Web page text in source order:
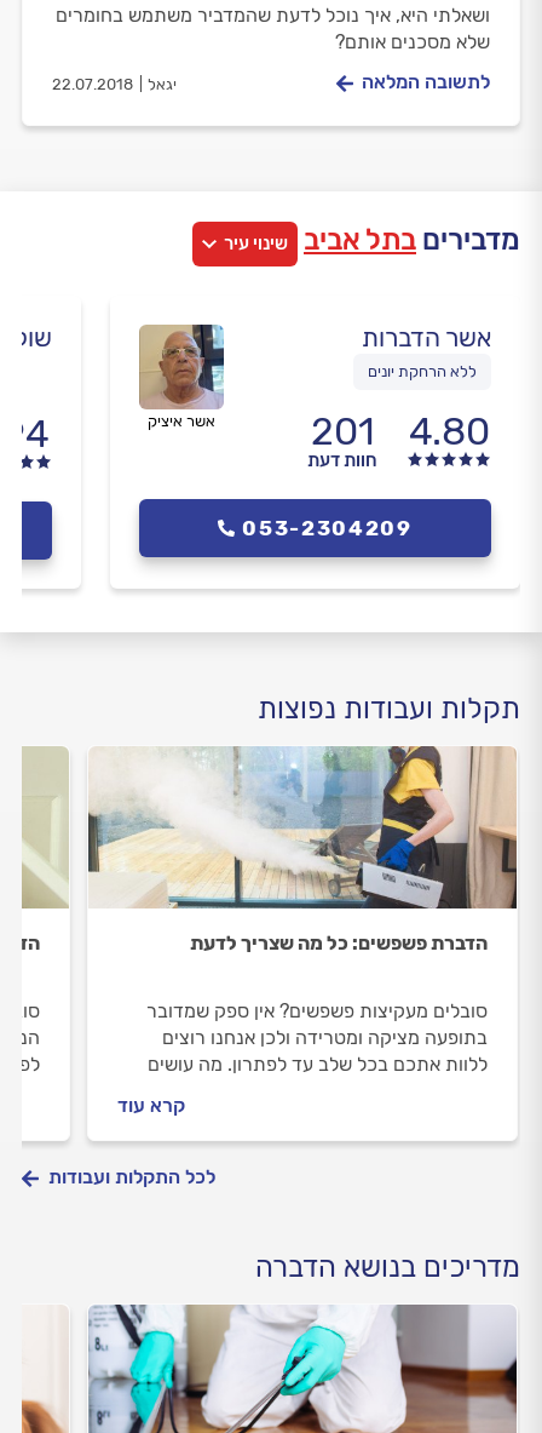
ושאלתי היא, איך נוכל לדעת שהמדביר משתמש בחומרים
שלא מסכנים אותם?
יגאל 22.07.2018 לתשובה המלאה
מדבירים בתל אביב שינוי עיר
אשר הדברות
ללא הרחקת יונים
4.80
201
חוות דעת
אשר איציק
053-2304209
תקלות ועבודות נפוצות
הדברת פשפשים: כל מה שצריך לדעת
סובלים מעקיצות פשפשים? אין ספק שמדובר
בתופעה מציקה ומטרידה ולכן אנחנו רוצים
ללוות אתכם בכל שלב עד לפתרון. מה עושים
קרא עוד
לכל התקלות ועבודות
מדריכים בנושא הדברה